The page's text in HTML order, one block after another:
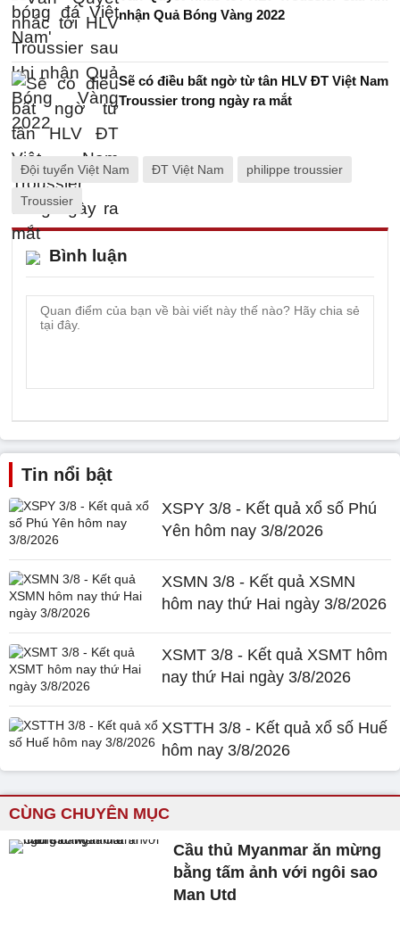
nhận Quả Bóng Vàng 2022
Sẽ có điều bất ngờ từ tân HLV ĐT Việt Nam
Troussier trong ngày ra mắt
Đội tuyển Việt Nam ĐT Việt Nam philippe troussier
Troussier
Bình luận
Tin nổi bật
XSPY 3/8 - Kết quả xổ số Phú
Yên hôm nay 3/8/2026
XSMN 3/8 - Kết quả XSMN
hôm nay thứ Hai ngày 3/8/2026
XSMT 3/8 - Kết quả XSMT hôm
nay thứ Hai ngày 3/8/2026
XSTTH 3/8 - Kết quả xổ số Huế
hôm nay 3/8/2026
CÙNG CHUYÊN MỤC
Cầu thủ Myanmar ăn mừng
bằng tấm ảnh với ngôi sao
Man Utd